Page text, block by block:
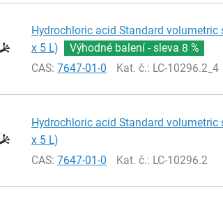
Hydrochloric acid Standard volumetric
x 5 L)
Výhodné balení - sleva 8 %
CAS:7647-01-0 Kat. č.: LC-10296.2_4
Hydrochloric acid Standard volumetric
x 5 L)
CAS:7647-01-0 Kat. č.: LC-10296.2